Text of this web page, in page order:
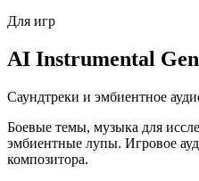
Для игр
AI Instrumental
Саундтреки и эмбиентное
Боевые темы, музыка для
эмбиентные лупы. Игровое
композитора.